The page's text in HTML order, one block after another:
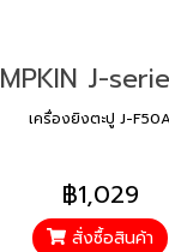
เครื่องยิงตะปู J-
฿1,029
สั่งซื้อสินค้า